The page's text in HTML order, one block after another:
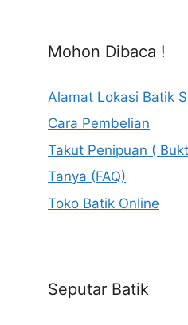
Mohon Dibaca !
Alamat Lokasi Batik
Cara Pembelian
Takut Penipuan (
Tanya (FAQ)
Toko Batik Online
Seputar Batik